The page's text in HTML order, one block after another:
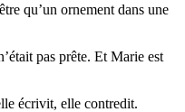
qu’un ornement dans une
pas prête. Et Marie est
écrivit, elle contredit.